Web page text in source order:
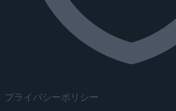
プライバシーポリシー